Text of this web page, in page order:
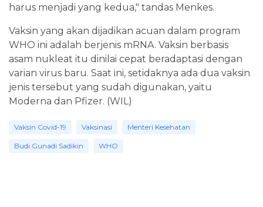
harus menjadi yang kedua," tandas Menkes.
Vaksin yang akan dijadikan acuan dalam program
WHO ini adalah berjenis mRNA. Vaksin berbasis
asam nukleat itu dinilai cepat beradaptasi dengan
varian virus baru. Saat ini, setidaknya ada dua vaksin
jenis tersebut yang sudah digunakan, yaitu
Moderna dan Pfizer. (WIL)
Vaksin Covid-19 Vaksinasi Menteri Kesehatan
Budi Gunadi Sadikin WHO